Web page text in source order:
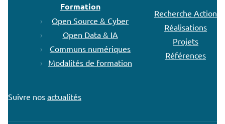
Formation
Open Source & Cyber
Open Data & IA
Communs numériques
Modalités de formation
Recherche Action
Réalisations
Projets
Références
Suivre nos actualités